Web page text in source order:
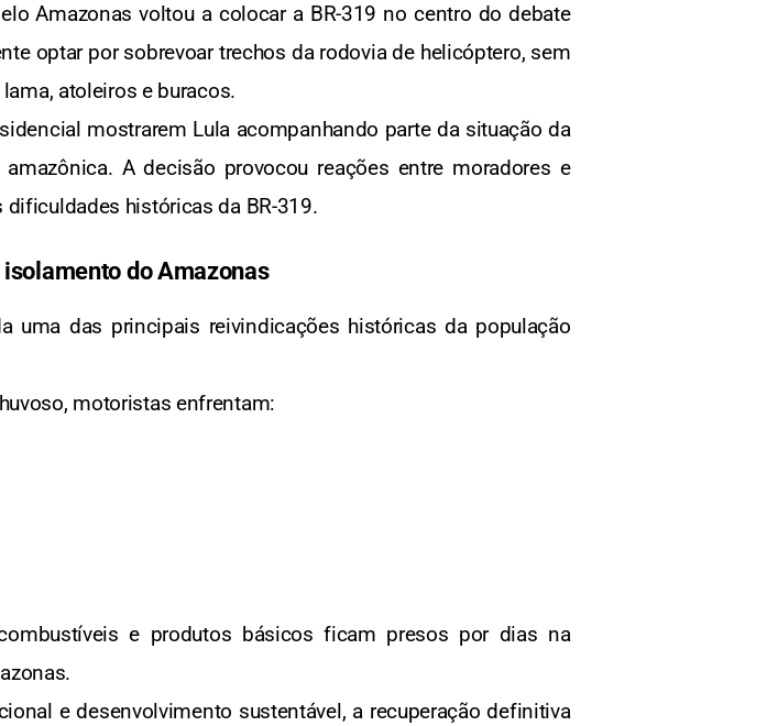
Amazonas voltou a colocar a BR-319 no centro do debate
optar por sobrevoar trechos da rodovia de helicóptero, sem
atoleiros e buracos.
mostrarem Lula acompanhando parte da situação da
A decisão provocou reações entre moradores e
históricas da BR-319.
do Amazonas
uma das principais reivindicações históricas da população
motoristas enfrentam:
e produtos básicos ficam presos por dias na
e desenvolvimento sustentável, a recuperação definitiva